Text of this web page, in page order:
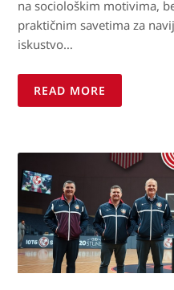
na sociološkim motivima,
praktičnim savetima za
iskustvo…
READ MORE